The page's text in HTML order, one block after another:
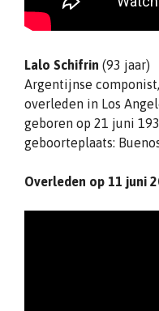
Lalo Schifrin (93 jaar)
Argentijnse
overleden in Los
geboren op 21 juni
geboorteplaats:
Overleden op 11 juni